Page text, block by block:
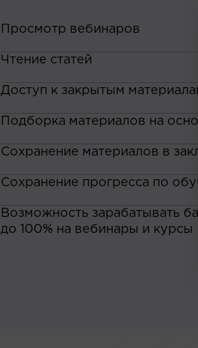
Просмотр вебинаров
Чтение статей
Доступ к закрытым
Подборка материалов на
Сохранение материалов в
Сохранение прогресса по
Возможность зарабатывать
до 100% на вебинары и курсы